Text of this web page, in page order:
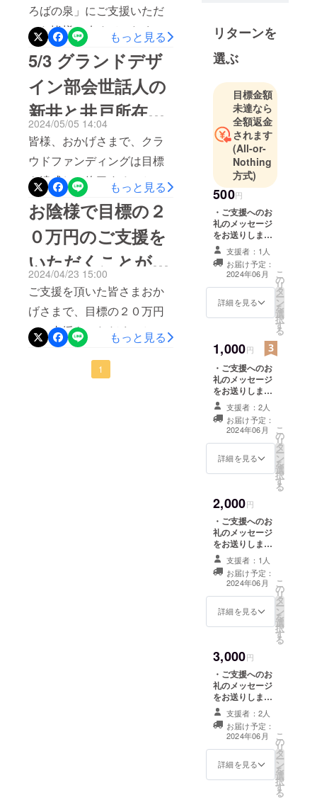
ろですが、水質検査を終え
るまで、お待ちください。
長い間使っていなかった井
戸なので、今年の夏は畑へ
の水やりなど、飲料以外へ
の利用と致します。畑への
水やりがひと段落つく秋に
最初の水質検査をしたいと
思っています。水質検査ま
では、飲料以外の目的でど
なたでもご使用いただけま
す。畑への水やり、畑で使
用した農具のどろ落とし、
長靴のどろ落とし、などな
ど、なるべく多くの皆さん
に利用していただき、井戸
水の循環を促進できればと
思います。ただし、洗剤の
ご使用はお控えください。
ろばの泉」にご支援いただ
いた皆様、改めて、たくさ
んのご支援いただきました
ことに心より感謝申し上げ
ます。まず、ご支援いただ
きました支援金、¥215,500
円が、5月31日にグランドデ
ザイン部会口座に振り込み
されましたことをご報告申
し上げます。いよいよ、井
戸の再生工事が始まりま
す。明日、6月4日以降、工
事を請け負っていただく、
美樹設備様が工事を開始さ
れます。（天候により流動
的ではありますが）なお、6
月6日（木）13時より、井戸
再生の現場（みとりえ那須
の入り口に）にて、グラン
もっと見る
5/3 グランドデザ
イン部会世話人の
新井と井戸所在地
の地主様と話し合
いが行われました
2024/05/05 14:04
皆様、おかげさまで、クラ
ウドファンディングは目標
を達成して終了することが
できました。早速ですが、
5/3に、グランドデザイン部
会の世話人、新井が、井戸
所在地の地主様と今後の進
め方について話し合いを行
いました。・最新の井戸の
状態をもとに、工事業者様
に工事見積もりをお願いす
ることとなりました。クラ
ウドファンディング前に既
もっと見る
お陰様で目標の２
０万円のご支援を
いただくことがで
きました。
2024/04/23 15:00
ご支援を頂いた皆さまおか
げさまで、目標の２０万円
のご支援をいただくことが
できました。厚く御礼を申
し上げます。今後、工事計
もっと見る
1
世話役：新
井隆夫
業を営みな
がら、一級
建築士とし
て設計事務
所「住まい
るラボ」を
経営。
地域の医療
生協の常任
理事、フー
ドバンク支
援、那須町
づくり広場
の支援など
の社会活動
を実践中。
築団体の災
害復興支援
活動では全
国の被災地
を幾度とな
く訪れてい
る。
趣味は、ア
マチュア無
隣の山々で
の登山。
2021年8月か
ら、那須ま
ちづくり広
場/グランド
デザイン部
会の世話役
を務める。
リターンを
選ぶ
目標金額
未達なら
全額返金
されます
(All-or-
Nothing
方式)
500円
・ご支援へのお
礼のメッセージ
をお送りしま
す。 ・プロジェ
クトの進行状況
をメールにてお
知らせします。
（2024年6月
以降、1回/月の
=============
=============
=============
======= ※支援
時に上乗せ支援
が可能です。 応
援の気持ちの上
乗せ大歓迎で
す。 ※リターン
能です。
支援者：1人
お届け予定：
2024年06月
詳細を見る
こ
の
リ
タ
ー
ン
を
選
択
す
る
1,000円
・ご支援へのお
礼のメッセージ
をお送りしま
す。 ・プロジェ
クトの進行状況
をメールにてお
知らせします。
（2024年6月
以降、1回/月の
=============
=============
=============
======= ※支援
時に上乗せ支援
が可能です。 応
援の気持ちの上
乗せ大歓迎で
す。 ※リターン
は複数選択が可
能です。
支援者：2人
お届け予定：
2024年06月
詳細を見る
こ
の
リ
タ
ー
ン
を
選
択
す
る
2,000円
・ご支援へのお
礼のメッセージ
をお送りしま
す。 ・プロジェ
クトの進行状況
をメールにてお
知らせします。
（2024年6月
以降、1回/月の
=============
=============
=============
======= ※支援
時に上乗せ支援
が可能です。 応
援の気持ちの上
乗せ大歓迎で
す。 ※リターン
は複数選択が可
能です。
支援者：1人
お届け予定：
2024年06月
詳細を見る
こ
の
リ
タ
ー
ン
を
選
択
す
る
3,000円
・ご支援へのお
礼のメッセージ
をお送りしま
す。 ・プロジェ
クトの進行状況
をメールにてお
知らせします。
（2024年6月
以降、1回/月の
支援者：2人
お届け予定：
2024年06月
詳細を見る
こ
の
リ
タ
ー
ン
を
選
択
す
る